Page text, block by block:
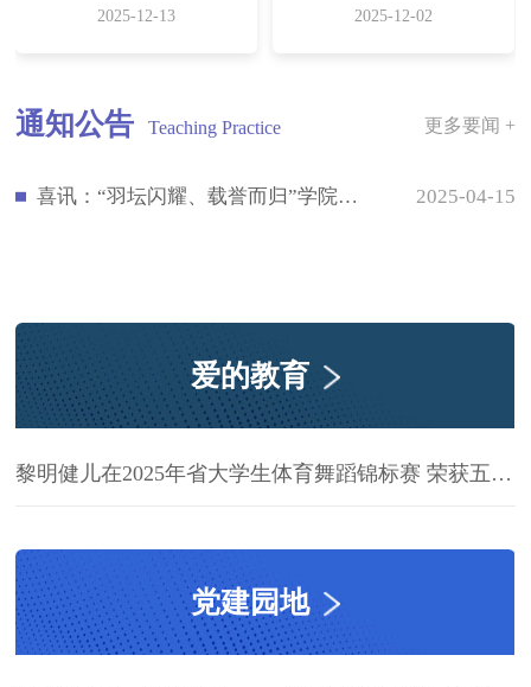
2025-12-13 2025-12-02
通知公告 Teaching Practice 更多要闻 +
喜讯：“羽坛闪耀、载誉而归”学院在2025年福建省大学生羽毛球锦标赛中再创佳绩 2025-04-15
爱的教育
黎明健儿在2025年省大学生体育舞蹈锦标赛 荣获五金一银佳绩！
党建园地